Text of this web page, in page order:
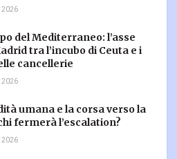
2026
del Mediterraneo: l’asse
tra l’incubo di Ceuta e i
cancellerie
2026
umana e la corsa verso la
fermerà l’escalation?
2026